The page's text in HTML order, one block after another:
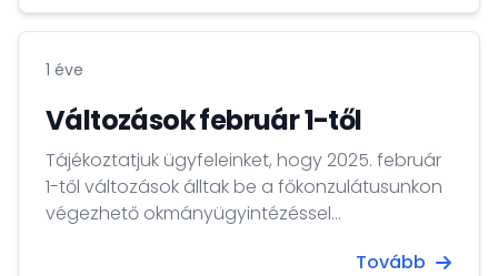
1 éve
Változások február 1-től
Tájékoztatjuk ügyfeleinket, hogy 2025. február
1-től változások álltak be a főkonzulátusunkon
végezhető okmányügyintézéssel
Tovább